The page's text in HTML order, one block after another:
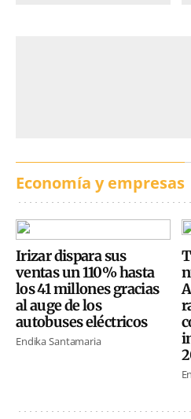
Economía y empresas
Irizar dispara sus
ventas un 110% hasta
los 41 millones gracias
al auge de los
autobuses eléctricos
Endika Santamaria